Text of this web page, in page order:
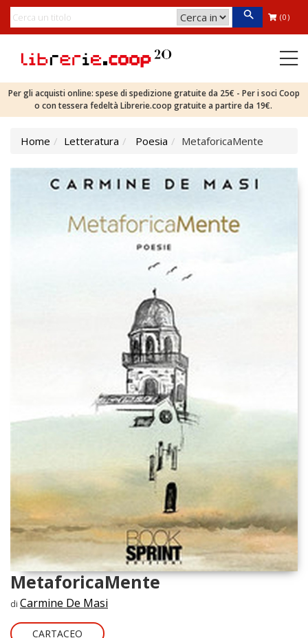
(0)
Per gli acquisti online: spese di spedizione gratuite da 25€ - Per i soci Coop
o con tessera fedeltà Librerie.coop gratuite a partire da 19€.
Home Letteratura Poesia MetaforicaMente
MetaforicaMente
di Carmine De Masi
CARTACEO